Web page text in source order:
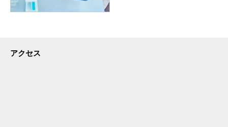
アクセス